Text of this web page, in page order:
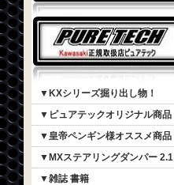
▼KXシリーズ掘り出し物！
▼ピュアテックオリジナル商品
▼皇帝ペンギン様オススメ商品
▼MXステアリングダンパー 2.1
▼雑誌 書籍